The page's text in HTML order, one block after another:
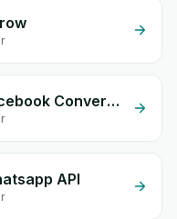
PrestaShop + Facebook Conversion API (CAPI)
API